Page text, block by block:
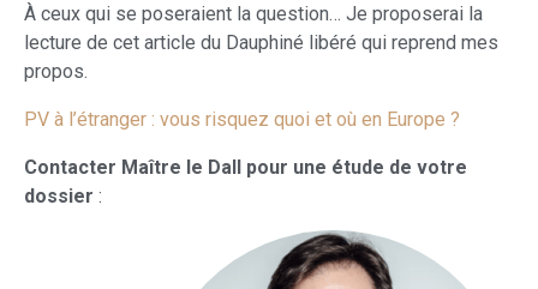
À ceux qui se poseraient la question… Je proposerai la
lecture de cet article du Dauphiné libéré qui reprend mes
propos.
PV à l’étranger : vous risquez quoi et où en Europe ?
Contacter Maître le Dall pour une étude de votre
dossier :